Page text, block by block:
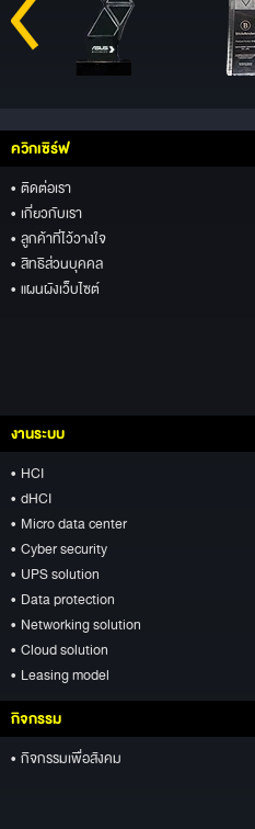
ควิกเซิร์ฟ
• ติดต่อเรา
• เกี่ยวกับเรา
• ลูกค้าที่ไว้วางใจ
• สิทธิส่วนบุคคล
• แผนผังเว็บไซต์
งานระบบ
• HCI
• dHCI
• Micro data center
• Cyber security
• UPS solution
• Data protection
• Networking solution
• Cloud solution
• Leasing model
กิจกรรม
• กิจกรรมเพื่อสังคม